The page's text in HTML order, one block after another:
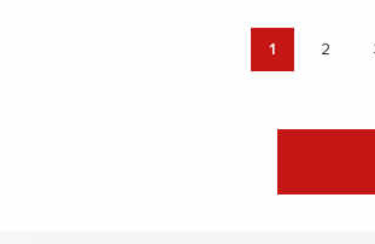
1 2